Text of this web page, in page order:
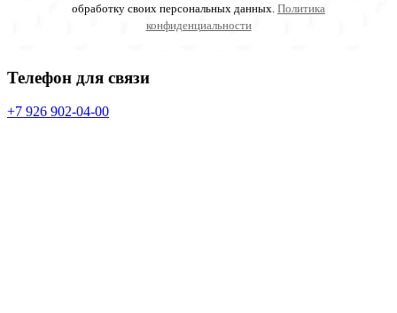
обработку своих персональных данных. Политика
конфиденциальности
Телефон для связи
+7 926 902-04-00